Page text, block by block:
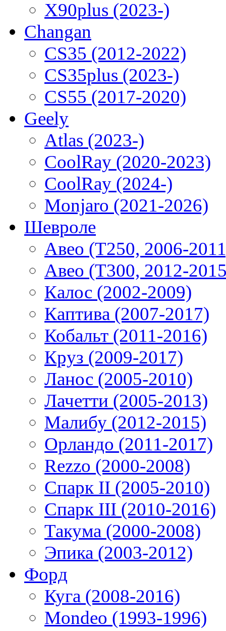
X90plus (2023-)
Changan
CS35 (2012-2022)
CS35plus (2023-)
CS55 (2017-2020)
Geely
Atlas (2023-)
CoolRay (2020-2023)
CoolRay (2024-)
Monjaro (2021-2026)
Шевроле
Авео (T250, 2006-
Авео (T300, 2012-
Калос (2002-2009)
Каптива (2007-2017)
Кобальт (2011-2016)
Круз (2009-2017)
Ланос (2005-2010)
Лачетти (2005-2013)
Малибу (2012-2015)
Орландо (2011-2017)
Rezzo (2000-2008)
Спарк II (2005-2010)
Спарк III (2010-2016)
Такума (2000-2008)
Эпика (2003-2012)
Форд
Куга (2008-2016)
Mondeo (1993-1996)